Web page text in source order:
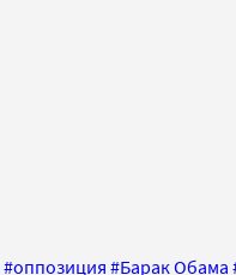
#оппозиция #Барак Обама